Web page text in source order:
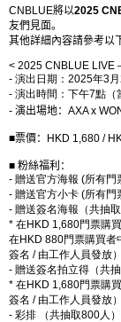
CNBLUE將以2025
友們見面。
其他詳細內容請參考以
< 2025 CNBLUE LIVE
- 演出日期： 2025年3月
- 演出時間：下午7點（
- 演出場地： AXA x
■票價： HKD 1,680 /
■ 粉絲福利：
- 贈送官方海報 (所有門
- 贈送官方小卡 (所有門
- 贈送簽名海報（共抽取
* 在HKD 1,680門票購
在HKD 880門票購買者
簽名 / 由工作人員發放）
- 贈送簽名拍立得（共
* 在HKD 1,680門票購
簽名 / 由工作人員發放）
- 彩排 （共抽取800人）